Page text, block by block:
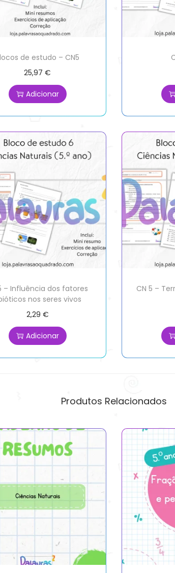
de estudo – CN5
25,97€
Adicionar
– Influência dos fatores
nos seres vivos
2,29 €
Adicionar
CN 5 –
Produtos Relacionados